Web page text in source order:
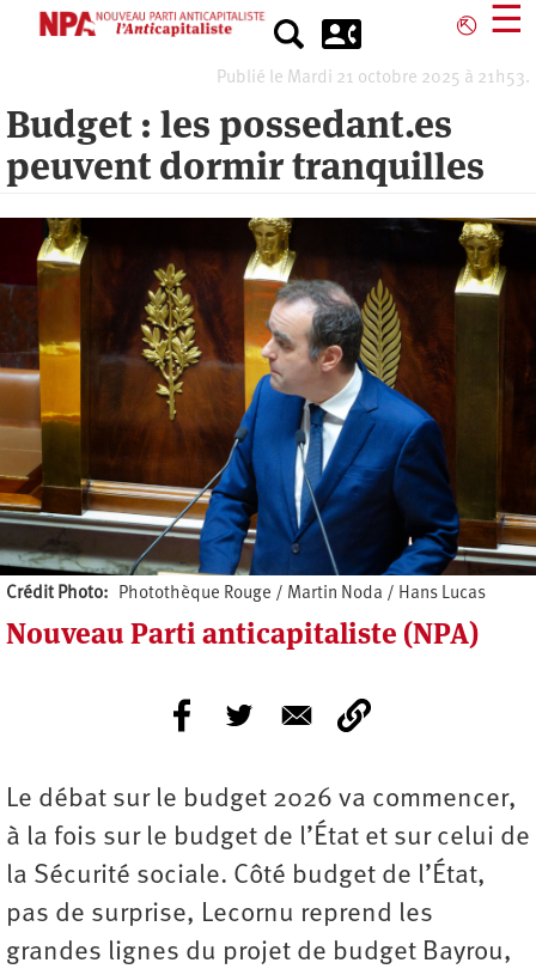
⎋ ☰
Publié le Mardi 21 octobre 2025 à 21h53.
Budget : les possedant.es
peuvent dormir tranquilles
Crédit Photo Photothèque Rouge / Martin Noda / Hans Lucas
Nouveau Parti anticapitaliste (NPA)
Le débat sur le budget 2026 va commencer,
à la fois sur le budget de l’État et sur celui de
la Sécurité sociale. Côté budget de l’État,
pas de surprise, Lecornu reprend les
grandes lignes du projet de budget Bayrou,